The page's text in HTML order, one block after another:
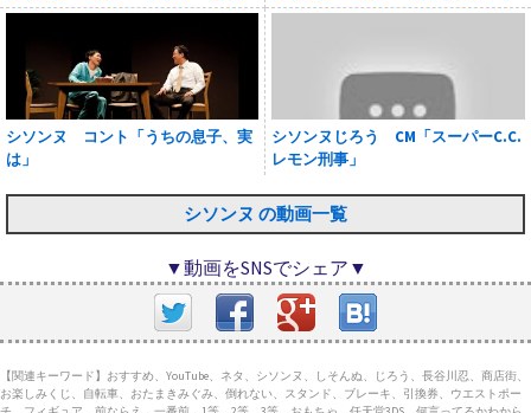
シソンヌ コント「うちの息子、実
は」
シソンヌじろう CM「スーパーC.C.
レモン刑事」
シソンヌ の動画一覧
▼動画をSNSでシェア▼
【関連キーワード】おすすめ、YouTube、ネタ、シソンヌ、しそんぬ、じろう、長谷川忍、商店街、
お楽しみくじ、自転車、おたまきみぐみ、倒れない、スタンド、ブレーキ、引換券、ウエストポー